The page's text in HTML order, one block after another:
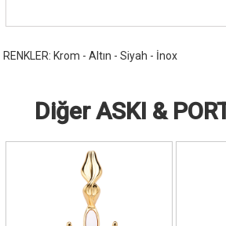
RENKLER: Krom - Altın - Siyah - İnox
Diğer ASKI &